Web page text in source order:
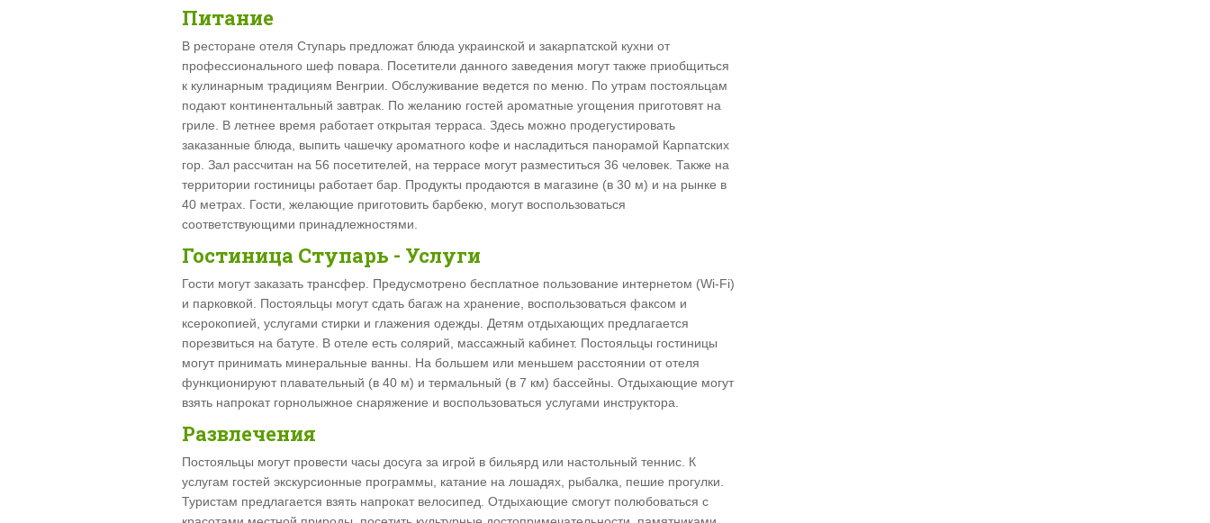
Питание
В ресторане отеля Ступарь предложат блюда украинской и закарпатской кухни от
профессионального шеф повара. Посетители данного заведения могут также приобщиться
к кулинарным традициям Венгрии. Обслуживание ведется по меню. По утрам постояльцам
подают континентальный завтрак. По желанию гостей ароматные угощения приготовят на
гриле. В летнее время работает открытая терраса. Здесь можно продегустировать
заказанные блюда, выпить чашечку ароматного кофе и насладиться панорамой Карпатских
гор. Зал рассчитан на 56 посетителей, на террасе могут разместиться 36 человек. Также на
территории гостиницы работает бар. Продукты продаются в магазине (в 30 м) и на рынке в
40 метрах. Гости, желающие приготовить барбекю, могут воспользоваться
соответствующими принадлежностями.
Гостиница Ступарь - Услуги
Гости могут заказать трансфер. Предусмотрено бесплатное пользование интернетом (Wi-Fi)
и парковкой. Постояльцы могут сдать багаж на хранение, воспользоваться факсом и
ксерокопией, услугами стирки и глажения одежды. Детям отдыхающих предлагается
порезвиться на батуте. В отеле есть солярий, массажный кабинет. Постояльцы гостиницы
могут принимать минеральные ванны. На большем или меньшем расстоянии от отеля
функционируют плавательный (в 40 м) и термальный (в 7 км) бассейны. Отдыхающие могут
взять напрокат горнолыжное снаряжение и воспользоваться услугами инструктора.
Развлечения
Постояльцы могут провести часы досуга за игрой в бильярд или настольный теннис. К
услугам гостей экскурсионные программы, катание на лошадях, рыбалка, пешие прогулки.
Туристам предлагается взять напрокат велосипед. Отдыхающие смогут полюбоваться с